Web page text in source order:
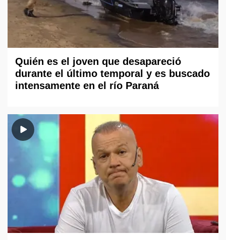
Quién es el joven que desapareció
durante el último temporal y es buscado
intensamente en el río Paraná